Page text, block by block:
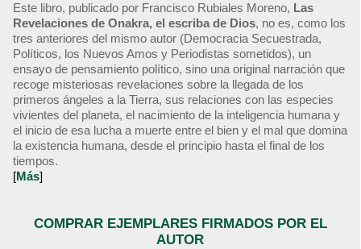
Este libro, publicado por Francisco Rubiales Moreno, Las
Revelaciones de Onakra, el escriba de Dios, no es, como los
tres anteriores del mismo autor (Democracia Secuestrada,
Políticos, los Nuevos Amos y Periodistas sometidos), un
ensayo de pensamiento político, sino una original narración que
recoge misteriosas revelaciones sobre la llegada de los
primeros ángeles a la Tierra, sus relaciones con las especies
vivientes del planeta, el nacimiento de la inteligencia humana y
el inicio de esa lucha a muerte entre el bien y el mal que domina
la existencia humana, desde el principio hasta el final de los
tiempos.
[Más]
COMPRAR EJEMPLARES FIRMADOS POR EL
AUTOR